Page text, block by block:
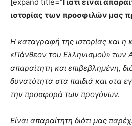
ιστορίας των προσφιλών μας
Η καταγραφή της ιστορίας και
«Πάνθεον του Ελληνισμού» των
απαραίτητη και επιβεβλημένη,
δυνατότητα στα παιδιά και στα
την προσφορά των προγόνων.
Είναι απαραίτητη διότι μας